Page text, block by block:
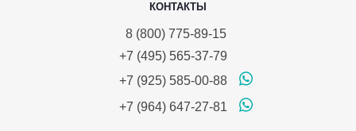
КОНТАКТЫ
8 (800) 775-89-15
+7 (495) 565-37-79
+7 (925) 585-00-88
+7 (964) 647-27-81